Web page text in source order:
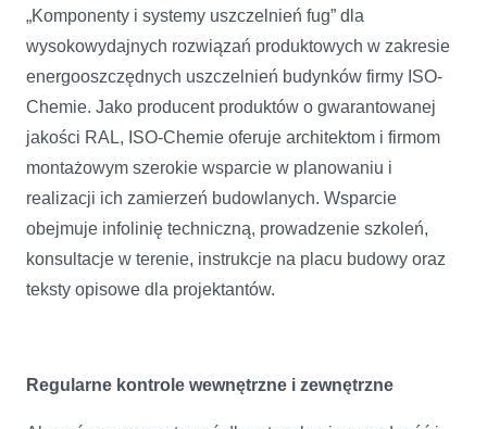
„Komponenty i systemy uszczelnień fug” dla
wysokowydajnych rozwiązań produktowych w zakresie
energooszczędnych uszczelnień budynków firmy ISO-
Chemie. Jako producent produktów o gwarantowanej
jakości RAL, ISO-Chemie oferuje architektom i firmom
montażowym szerokie wsparcie w planowaniu i
realizacji ich zamierzeń budowlanych. Wsparcie
obejmuje infolinię techniczną, prowadzenie szkoleń,
konsultacje w terenie, instrukcje na placu budowy oraz
teksty opisowe dla projektantów.
Regularne kontrole wewnętrzne i zewnętrzne